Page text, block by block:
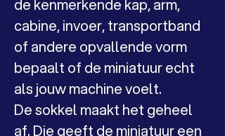
de kenmerkende kap, arm,
cabine, invoer, transportband
of andere opvallende vorm
bepaalt of de miniatuur echt
als jouw machine voelt.
De sokkel maakt het geheel
af. Die geeft de miniatuur een